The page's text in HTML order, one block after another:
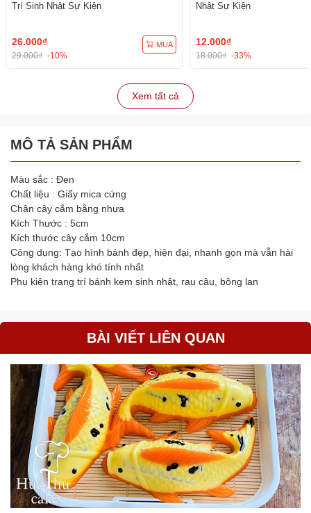
Trí Sinh Nhật Sự Kiện
26.000₫
29.000₫ -10%
MUA
Nhật Sự Kiện
12.000₫
18.000₫ -33%
Xem tất cả
MÔ TẢ SẢN PHẨM
Màu sắc : Đen
Chất liệu : Giấy mica cứng
Chân cây cắm bằng nhựa
Kích Thước : 5cm
Kích thước cây cắm 10cm
Công dụng: Tạo hình bánh đẹp, hiện đại, nhanh gọn mà vẫn hài
lòng khách hàng khó tính nhất
Phụ kiện trang trí bánh kem sinh nhật, rau câu, bông lan
BÀI VIẾT LIÊN QUAN